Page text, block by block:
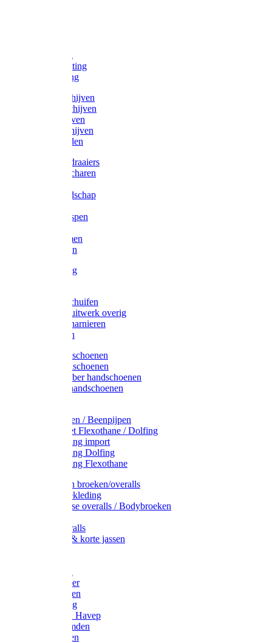
Voetketting
Scheepsketting
Victorketting
Afbraamschijven
Doorslijpschijven
Lamelschijven
Diamantschijven
Laselektroden
Schroevendraaiers
Tangen / Scharen
Meetgereedschap
Vijlen / Raspen
Lijmklemmen
Waterpassen
Bouwbeslag
Grendels/schuifen
Hang en sluitwerk overig
Hengen/scharnieren
Scharnieren
Latex handschoenen
Leren handschoenen
PVC / Rubber handschoenen
Katoenen handschoenen
Plukmouwen / Beenpijpen
Reparatieset Flexothane / Dolfing
Regenkleding import
Regenkleding Dolfing
Regenkleding Flexothane
Toebehoren broeken/overalls
Signalisatiekleding
Amerikaanse overalls / Bodybroeken
Kinderoveralls
Stofjassen & korte jassen
Bodywarmer
Werkbroeken
Zaagkleding
Werkjassen Havep
Thermohemden
Overhemden